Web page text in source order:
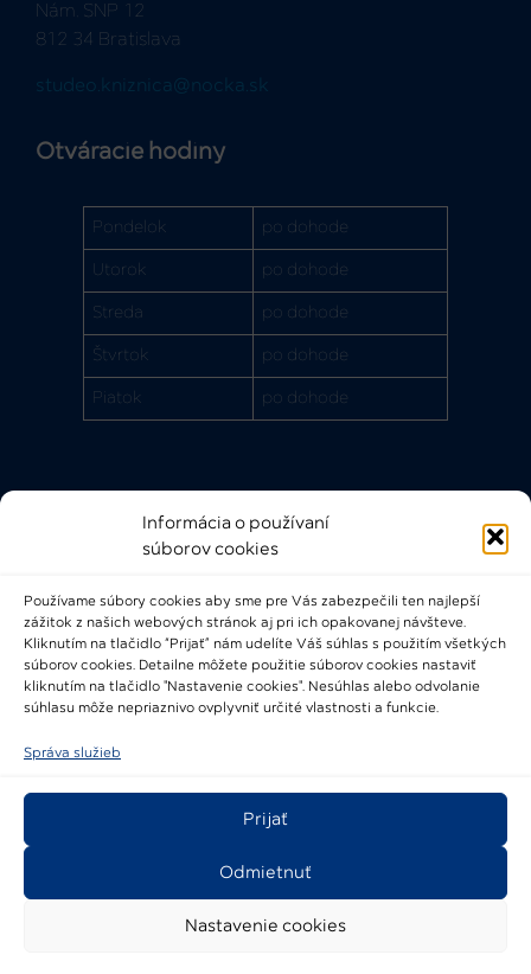
Informácia o používaní
súborov cookies
Používame súbory cookies aby sme pre Vás zabezpečili ten najlepší
zážitok z našich webových stránok aj pri ich opakovanej návšteve.
Kliknutím na tlačidlo “Prijať” nám udelíte Váš súhlas s použitím všetkých
súborov cookies. Detailne môžete použitie súborov cookies nastaviť
kliknutím na tlačidlo "Nastavenie cookies". Nesúhlas alebo odvolanie
súhlasu môže nepriaznivo ovplyvniť určité vlastnosti a funkcie.
Správa služieb
Prijať
Odmietnuť
Nastavenie cookies
Nám. SNP 12
812 34 Bratislava
studeo.kniznica@nocka.sk
Otváracie hodiny
Pondelok po dohode
Utorok po dohode
Streda po dohode
Štvrtok po dohode
Piatok po dohode
Rýchle odkazy
Bádateľský poriadok
Knižničný a výpožičný poriadok
Všeobecné podmienky
2021-2024 © Národné osvetové centrum